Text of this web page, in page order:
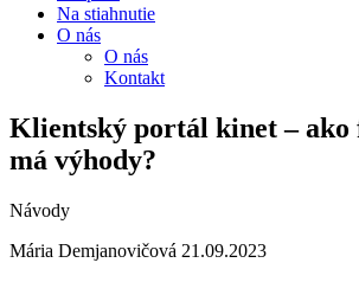
Na stiahnutie
O nás
O nás
Kontakt
Klientský portál kinet – ako
má výhody?
Návody
Mária Demjanovičová 21.09.2023